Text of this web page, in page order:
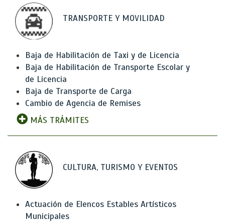
TRANSPORTE Y MOVILIDAD
Baja de Habilitación de Taxi y de Licencia
Baja de Habilitación de Transporte Escolar y
de Licencia
Baja de Transporte de Carga
Cambio de Agencia de Remises
MÁS TRÁMITES
CULTURA, TURISMO Y EVENTOS
Actuación de Elencos Estables Artísticos
Municipales